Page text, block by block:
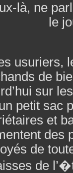
là, ne
le
usuriers,
de
sur
petit sac
et
des
de
de